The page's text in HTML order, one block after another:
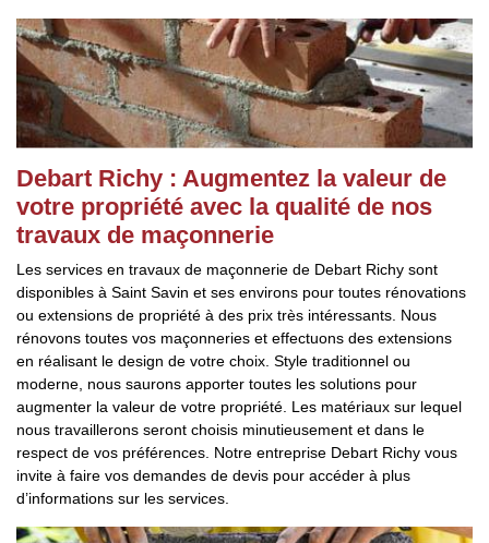
Debart Richy : Augmentez la valeur de
votre propriété avec la qualité de nos
travaux de maçonnerie
Les services en travaux de maçonnerie de Debart Richy sont
disponibles à Saint Savin et ses environs pour toutes rénovations
ou extensions de propriété à des prix très intéressants. Nous
rénovons toutes vos maçonneries et effectuons des extensions
en réalisant le design de votre choix. Style traditionnel ou
moderne, nous saurons apporter toutes les solutions pour
augmenter la valeur de votre propriété. Les matériaux sur lequel
nous travaillerons seront choisis minutieusement et dans le
respect de vos préférences. Notre entreprise Debart Richy vous
invite à faire vos demandes de devis pour accéder à plus
d’informations sur les services.